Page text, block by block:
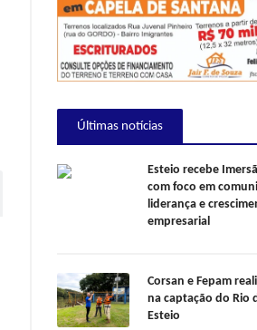
Últimas notícias
Esteio recebe
com foco em
liderança e
empresarial
Corsan e Fepam
na captação do Rio
Esteio